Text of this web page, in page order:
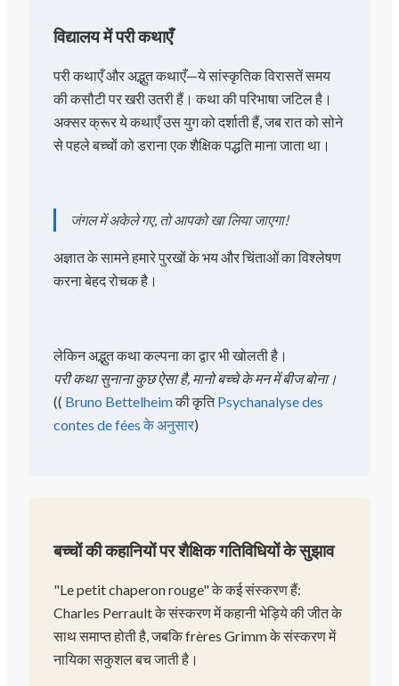
विद्यालय में परी कथाएँ
परी कथाएँ और अद्भुत कथाएँ—ये सांस्कृतिक विरासतें समय
की कसौटी पर खरी उतरी हैं। कथा की परिभाषा जटिल है।
अक्सर क्रूर ये कथाएँ उस युग को दर्शाती हैं, जब रात को सोने
से पहले बच्चों को डराना एक शैक्षिक पद्धति माना जाता था।
जंगल में अकेले गए, तो आपको खा लिया जाएगा!
अज्ञात के सामने हमारे पुरखों के भय और चिंताओं का विश्लेषण
करना बेहद रोचक है।
लेकिन अद्भुत कथा कल्पना का द्वार भी खोलती है।
परी कथा सुनाना कुछ ऐसा है, मानो बच्चे के मन में बीज बोना।
(( Bruno Bettelheimकी कृति Psychanalyse des
contes de fées के अनुसार)
बच्चों की कहानियों पर शैक्षिक गतिविधियों के सुझाव
"Le petit chaperon rouge" के कई संस्करण हैं:
Charles Perrault के संस्करण में कहानी भेड़िये की जीत के
साथ समाप्त होती है, जबकि frères Grimm के संस्करण में
नायिका सकुशल बच जाती है।